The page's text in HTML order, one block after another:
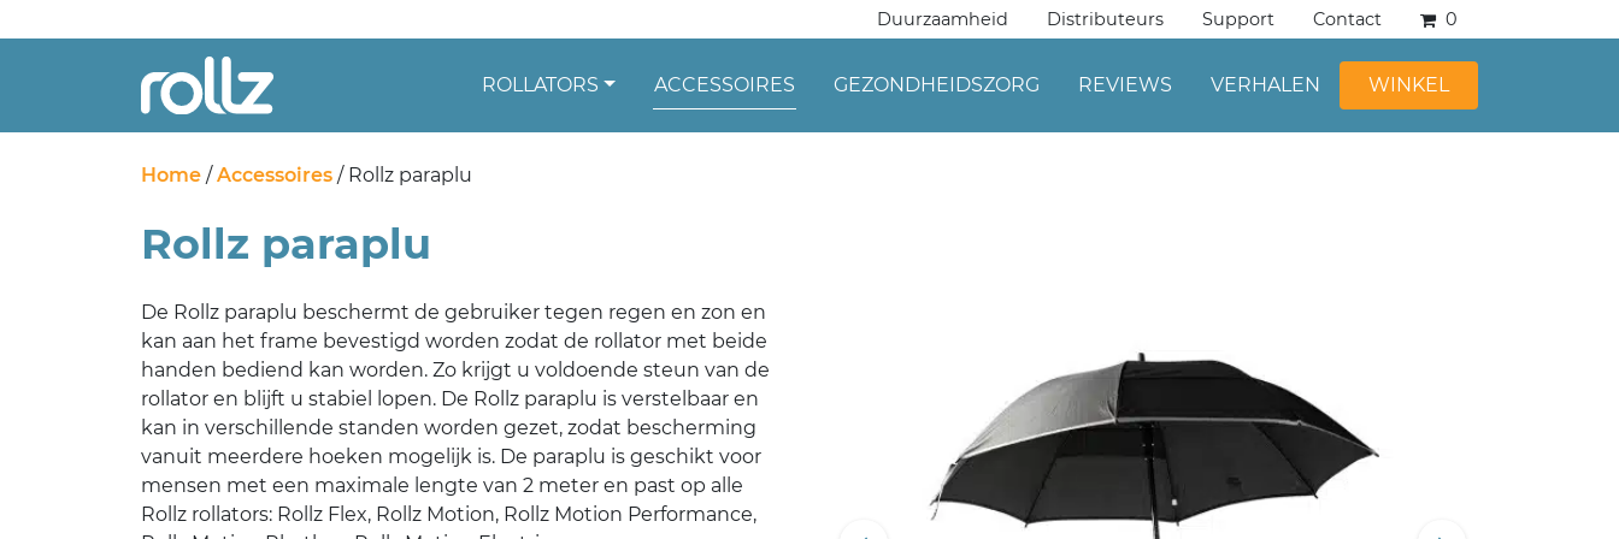
Duurzaamheid Distributeurs Support Contact 0
ROLLATORS ACCESSOIRES GEZONDHEIDSZORG REVIEWS VERHALEN WINKEL
Home / Accessoires / Rollz paraplu
Rollz paraplu
De Rollz paraplu beschermt de gebruiker tegen regen en zon en
kan aan het frame bevestigd worden zodat de rollator met beide
handen bediend kan worden. Zo krijgt u voldoende steun van de
rollator en blijft u stabiel lopen. De Rollz paraplu is verstelbaar en
kan in verschillende standen worden gezet, zodat bescherming
vanuit meerdere hoeken mogelijk is. De paraplu is geschikt voor
mensen met een maximale lengte van 2 meter en past op alle
Rollz rollators: Rollz Flex, Rollz Motion, Rollz Motion Performance,